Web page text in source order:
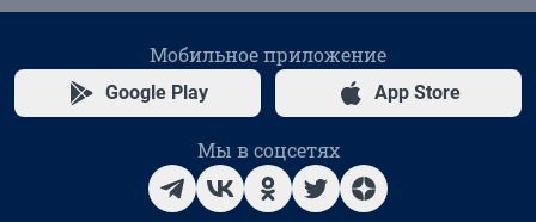
Мобильное приложение
Google Play App Store
Мы в соцсетях